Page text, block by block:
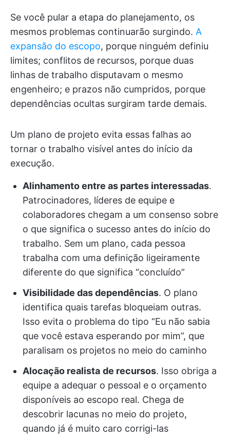
Se você pular a etapa do planejamento, os
mesmos problemas continuarão surgindo. A
expansão do escopo, porque ninguém definiu
limites; conflitos de recursos, porque duas
linhas de trabalho disputavam o mesmo
engenheiro; e prazos não cumpridos, porque
dependências ocultas surgiram tarde demais.
Um plano de projeto evita essas falhas ao
tornar o trabalho visível antes do início da
execução.
Alinhamento entre as partes interessadas.
Patrocinadores, líderes de equipe e
colaboradores chegam a um consenso sobre
o que significa o sucesso antes do início do
trabalho. Sem um plano, cada pessoa
trabalha com uma definição ligeiramente
diferente do que significa “concluído”
Visibilidade das dependências. O plano
identifica quais tarefas bloqueiam outras.
Isso evita o problema do tipo “Eu não sabia
que você estava esperando por mim”, que
paralisam os projetos no meio do caminho
Alocação realista de recursos. Isso obriga a
equipe a adequar o pessoal e o orçamento
disponíveis ao escopo real. Chega de
descobrir lacunas no meio do projeto,
quando já é muito caro corrigi-las